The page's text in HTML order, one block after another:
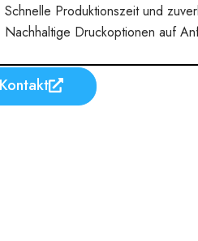
Schnelle Produktionszeit und
Nachhaltige Druckoptionen auf
Kontakt